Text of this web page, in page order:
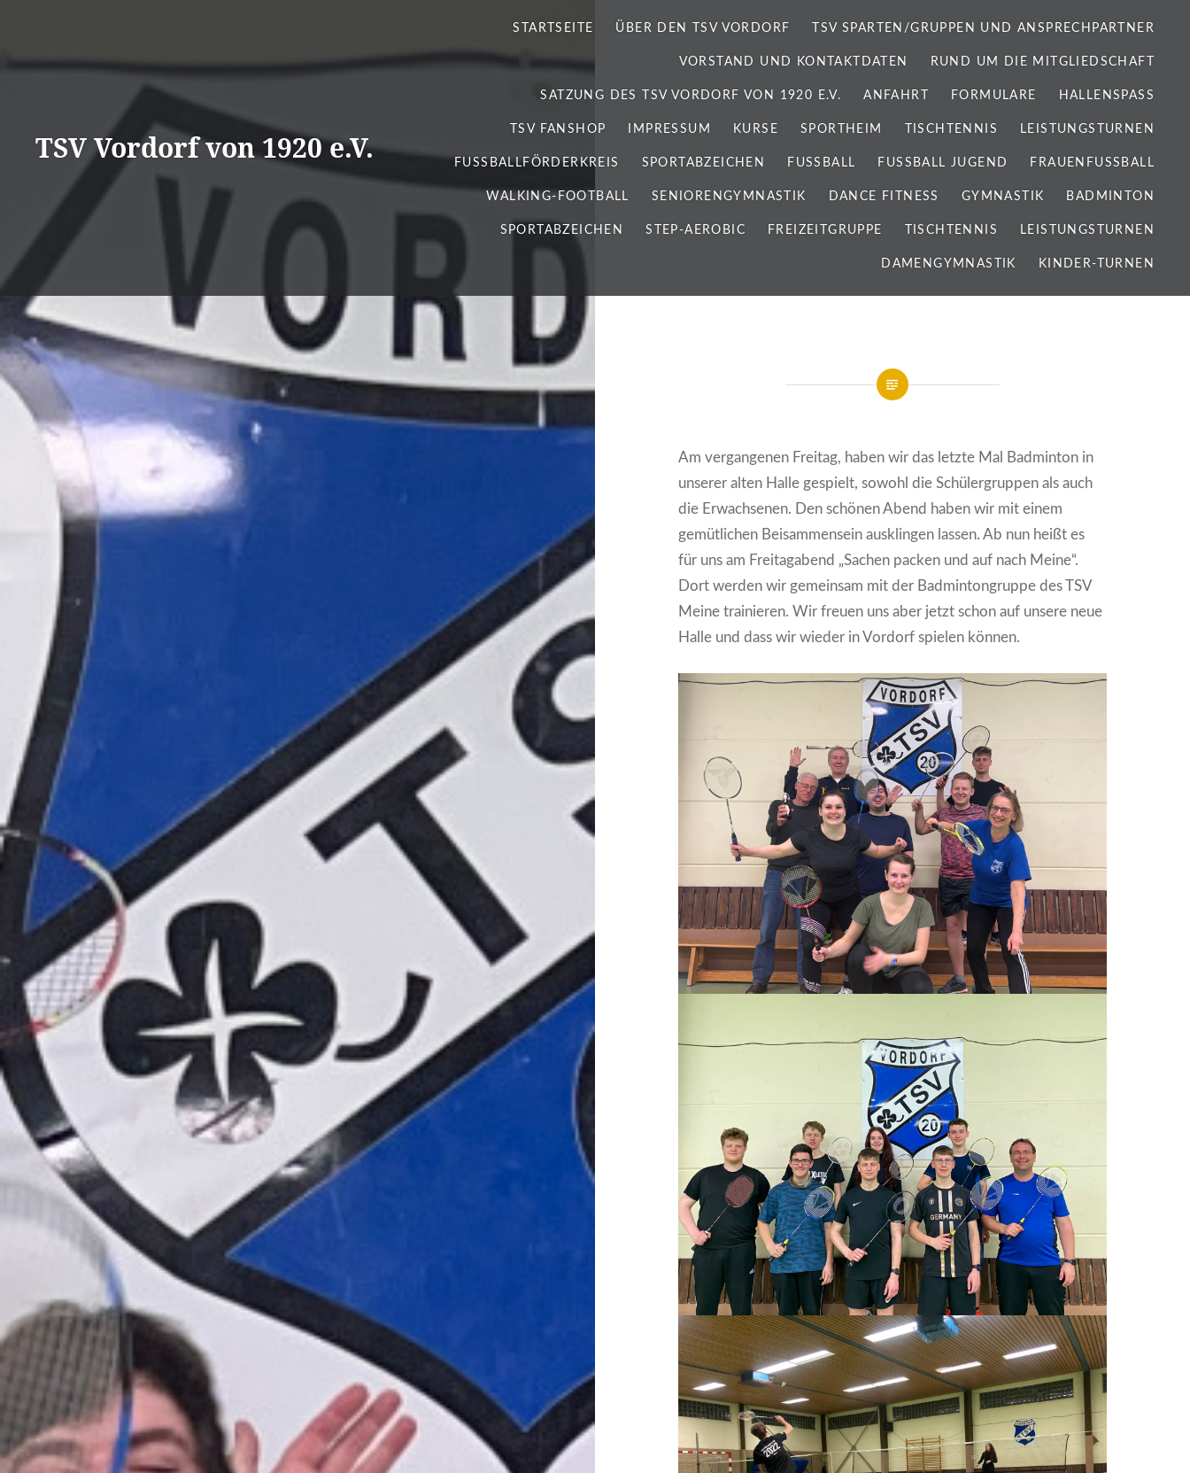
Inhalt
TSV Vordorf von 1920 e.V.
STARTSEITE ÜBER DEN TSV VORDORF TSV SPARTEN/GRUPPEN UND ANSPRECHPARTNER
VORSTAND UND KONTAKTDATEN RUND UM DIE MITGLIEDSCHAFT
SATZUNG DES TSV VORDORF VON 1920 E.V. ANFAHRT FORMULARE HALLENSPASS
TSV FANSHOP IMPRESSUM KURSE SPORTHEIM TISCHTENNIS LEISTUNGSTURNEN
FUSSBALLFÖRDERKREIS SPORTABZEICHEN FUSSBALL FUSSBALL JUGEND FRAUENFUSSBALL
WALKING-FOOTBALL SENIORENGYMNASTIK DANCE FITNESS GYMNASTIK BADMINTON
SPORTABZEICHEN STEP-AEROBIC FREIZEITGRUPPE TISCHTENNIS LEISTUNGSTURNEN
DAMENGYMNASTIK KINDER-TURNEN
Am vergangenen Freitag, haben wir das letzte Mal Badminton in
unserer alten Halle gespielt, sowohl die Schülergruppen als auch
die Erwachsenen. Den schönen Abend haben wir mit einem
gemütlichen Beisammensein ausklingen lassen. Ab nun heißt es
für uns am Freitagabend „Sachen packen und auf nach Meine“.
Dort werden wir gemeinsam mit der Badmintongruppe des TSV
Meine trainieren. Wir freuen uns aber jetzt schon auf unsere neue
Halle und dass wir wieder in Vordorf spielen können.